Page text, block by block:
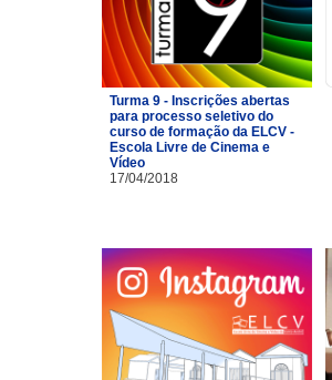
Turma 9 - Inscrições abertas
para processo seletivo do
curso de formação da ELCV -
Escola Livre de Cinema e
Vídeo
17/04/2018